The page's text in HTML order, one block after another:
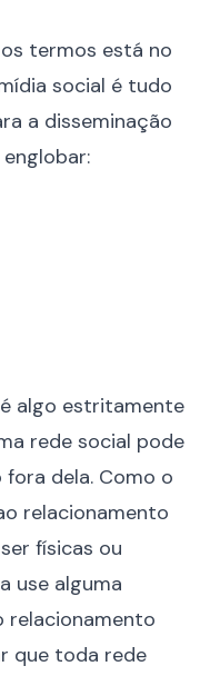
termos está no
social é tudo
a disseminação
algo estritamente
rede social pode
dela. Como o
relacionamento
físicas ou
use alguma
relacionamento
que toda rede